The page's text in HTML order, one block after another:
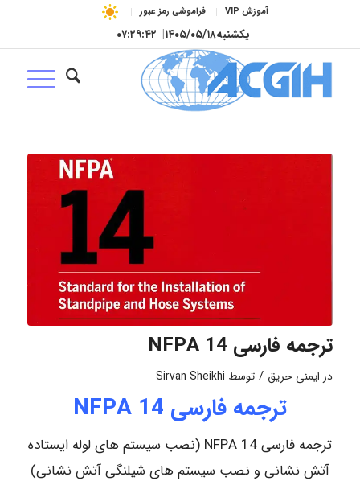
آموزش VIP فراموشی رمز عبور
یکشنبه۱۴۰۵/۰۵/۱۸| ۰۷:۲۹:۴۳
ترجمه فارسی NFPA 14
در ایمنی حریق / توسط Sirvan Sheikhi
ترجمه فارسی NFPA 14
ترجمه فارسی NFPA 14 (نصب سیستم های لوله ایستاده
آتش نشانی و نصب سیستم های شیلنگی آتش نشانی)